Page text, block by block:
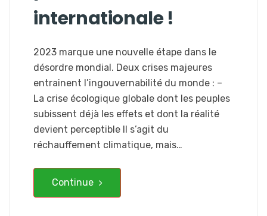
internationale !
2023 marque une nouvelle étape dans le
désordre mondial. Deux crises majeures
entrainent l’ingouvernabilité du monde : –
La crise écologique globale dont les peuples
subissent déjà les effets et dont la réalité
devient perceptible Il s’agit du
réchauffement climatique, mais…
Continue